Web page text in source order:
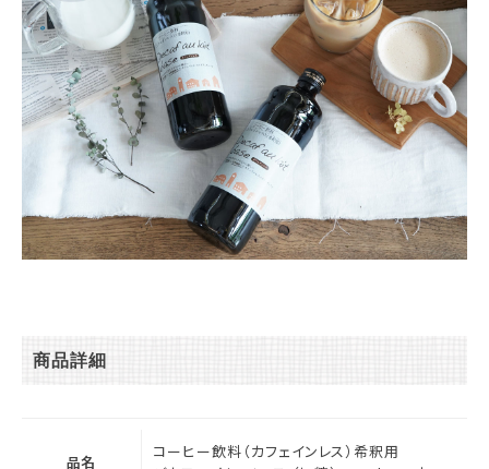
商品詳細
品名
コーヒー飲料（カフェインレス）希釈用